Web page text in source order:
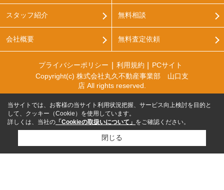
スタッフ紹介
会社概要
無料相談
無料査定依頼
プライバシーポリシー 利用規約
PCサイト
Copyright(c) 株式会社丸久不動産事業部 山口支
店 All rights reserved.
当サイトでは、お客様の当サイト利用状況把握、サービス向上検討を目的と
して、クッキー（Cookie）を使用しています。
詳しくは、当社の 「Cookieの取扱いについて」 をご確認ください。
閉じる